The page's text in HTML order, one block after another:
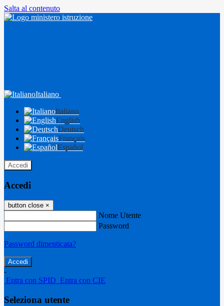
Salta al contenuto
Italiano
Italiano
English
Deutsch
Français
Español
Accedi
Accedi
button close ×
Nome Utente
Password
Password dimenticata?
-
Entra con SPID Entra con CIE
Seleziona utente